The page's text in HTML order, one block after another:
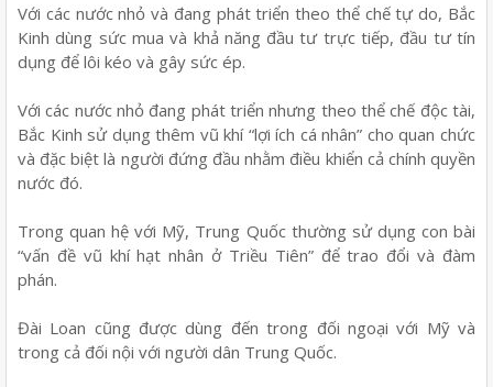
Với các nước nhỏ và đang phát triển theo thể chế tự do, Bắc
Kinh dùng sức mua và khả năng đầu tư trực tiếp, đầu tư tín
dụng để lôi kéo và gây sức ép.
Với các nước nhỏ đang phát triển nhưng theo thể chế độc tài,
Bắc Kinh sử dụng thêm vũ khí “lợi ích cá nhân” cho quan chức
và đặc biệt là người đứng đầu nhằm điều khiển cả chính quyền
nước đó.
Trong quan hệ với Mỹ, Trung Quốc thường sử dụng con bài
“vấn đề vũ khí hạt nhân ở Triều Tiên” để trao đổi và đàm
phán.
Đài Loan cũng được dùng đến trong đối ngoại với Mỹ và
trong cả đối nội với người dân Trung Quốc.